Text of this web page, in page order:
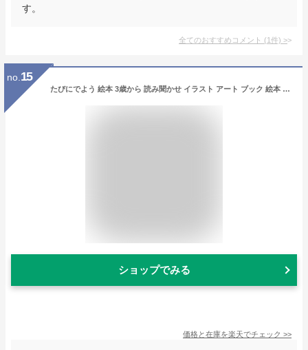
す。
全てのおすすめコメント (1件) >
no. 15
たびにでよう 絵本 3歳から 読み聞かせ イラスト アート ブック 絵本 わくわく 冒険 旅 旅立ち 降矢なな 男の子 女の子 子ども キッズ 3歳 4歳 5歳 誕生日 クリスマス プレゼント ギフト プチギフト 贈り物 国内絵本
ショップでみる
価格と在庫を楽天でチェック >>